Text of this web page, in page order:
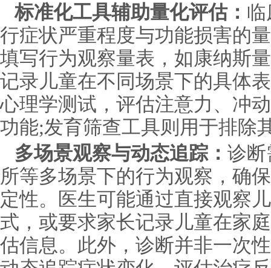
标准化工具辅助量化评估： 临
行症状严重程度与功能损害的
填写行为观察量表，如康纳斯
记录儿童在不同场景下的具体
心理学测试，评估注意力、冲
功能;发育筛查工具则用于排除
多场景观察与动态追踪： 诊断
所等多场景下的行为观察，确
定性。医生可能通过直接观察
式，或要求家长记录儿童在家
估信息。此外，诊断并非一次